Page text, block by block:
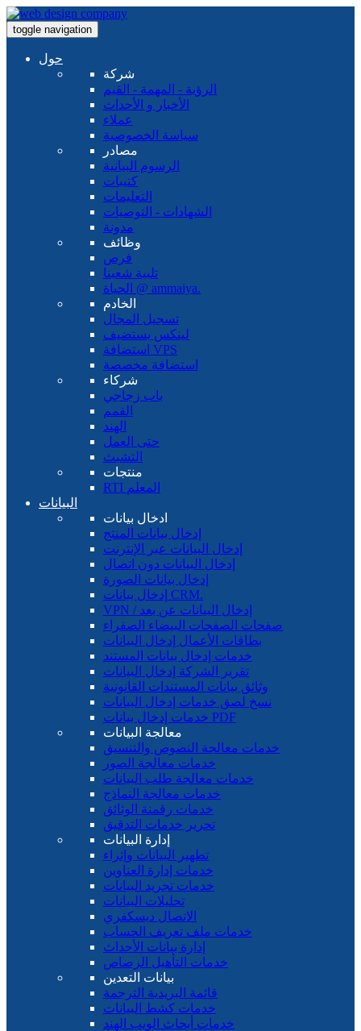
toggle navigation
حول
شركة
الرؤية - المهمة - القيم
الأخبار و الأحداث
عملاء
سياسة الخصوصية
مصادر
الرسوم البيانية
كتيبات
التعليمات
الشهادات - التوصيات
مدونة
وظائف
فرص
تلبية شعبنا
الحياة @ ammaiya.
الخادم
تسجيل المجال
لينكس يستضيف
استضافة VPS
استضافة مخصصة
شركاء
باب زجاجي
القمم
الهند
حتى العمل
التشبث
منتجات
RTI المعلم
البيانات
ادخال بيانات
إدخال بيانات المنتج
إدخال البيانات عبر الإنترنت
إدخال البيانات دون اتصال
إدخال بيانات الصورة
إدخال بيانات CRM.
VPN / إدخال البيانات عن بعد
صفحات الصفحات البيضاء الصفراء
بطاقات الأعمال إدخال البيانات
خدمات إدخال بيانات المستند
تقرير الشركة إدخال البيانات
وثائق بيانات المستندات القانونية
نسخ لصق خدمات إدخال البيانات
خدمات إدخال بيانات PDF
معالجة البيانات
خدمات معالجة النصوص والتنسيق
خدمات معالجة الصور
خدمات معالجة طلب البيانات
خدمات معالجة النماذج
خدمات رقمنة الوثائق
تحرير خدمات التدقيق
إدارة البيانات
تطهير البيانات وإثراء
خدمات إدارة العناوين
خدمات تجريد البيانات
تحليلات البيانات
الاتصال ديسكفري
خدمات ملف تعريف الحساب
إدارة بيانات الأحداث
خدمات التأهيل الرصاص
بيانات التعدين
قائمة البريدية الترجمة
خدمات كشط البيانات
خدمات أبحاث الويب الهند